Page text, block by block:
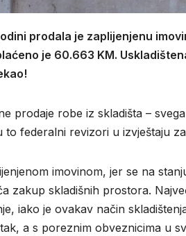
prodala je zaplijenjenu
je 60.663 KM.
prodaje robe iz skladišta –
to federalni revizori u izvještaju
imovinom, jer se na
zakup skladišnih prostora.
iako je ovakav način
a s poreznim obveznicima u